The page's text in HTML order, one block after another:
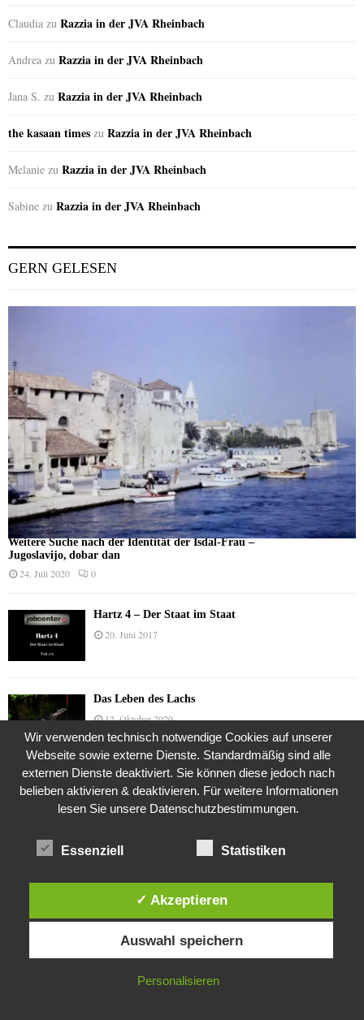
Claudia zu Razzia in der JVA Rheinbach
Andrea zu Razzia in der JVA Rheinbach
Jana S. zu Razzia in der JVA Rheinbach
the kasaan times zu Razzia in der JVA Rheinbach
Melanie zu Razzia in der JVA Rheinbach
Sabine zu Razzia in der JVA Rheinbach
GERN GELESEN
Weitere Suche nach der Identität der Isdal-Frau –
Jugoslavijo, dobar dan
24. Juli 2020 0
Hartz 4 – Der Staat im Staat
20. Juni 2017
Das Leben des Lachs
12. Oktober 2020
Die Geschichte der Kubushäuser
9. Juli 2018
Diese Website verwendet Cookies. Durch die weitere Nutzung dieser
Website stimmst du der Verwendung von Cookies zu.
IN ORDNUNG
Wir verwenden technisch notwendige Cookies auf unserer
Webseite sowie externe Dienste. Standardmäßig sind alle
externen Dienste deaktiviert. Sie können diese jedoch nach
belieben aktivieren & deaktivieren. Für weitere Informationen
lesen Sie unsere Datenschutzbestimmungen.
Essenziell Statistiken
✓ Akzeptieren
Auswahl speichern
Personalisieren